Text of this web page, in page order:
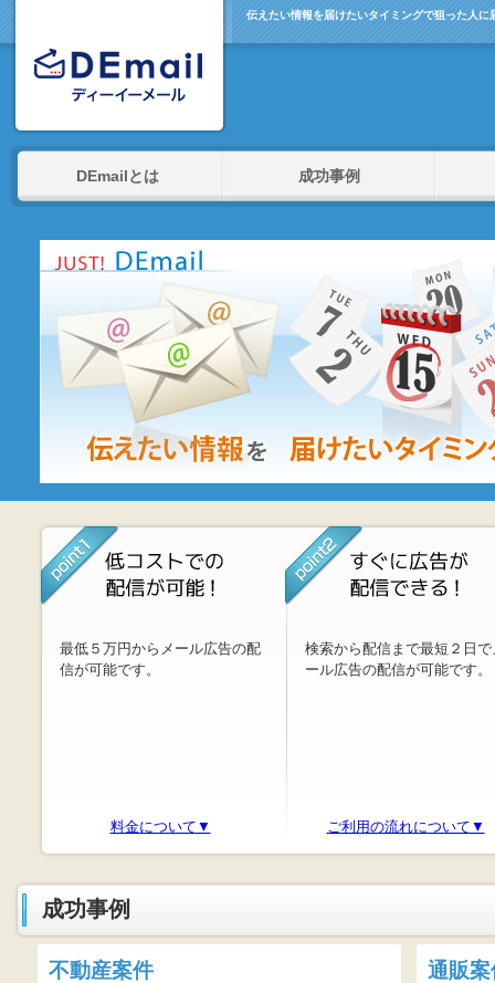
伝えたい情報を届けたいタイミングで狙った人
DEmailとは 成功事例
最低５万円からメール広告の配
信が可能です。
料金について▼
検索から配信まで最短２日で
ール広告の配信が可能です。
ご利用の流れについて▼
成功事例
不動産案件 通販案